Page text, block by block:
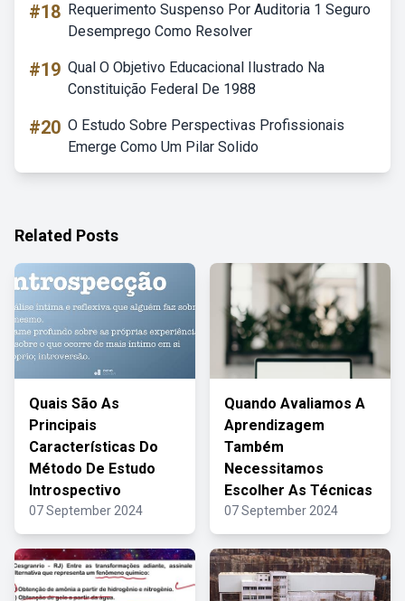
#18 Requerimento Suspenso Por Auditoria 1 Seguro
Desemprego Como Resolver
#19 Qual O Objetivo Educacional Ilustrado Na
Constituição Federal De 1988
#20 O Estudo Sobre Perspectivas Profissionais
Emerge Como Um Pilar Solido
Related Posts
Quais São As
Principais
Características Do
Método De Estudo
Introspectivo
07 September 2024
Quando Avaliamos A
Aprendizagem
Também
Necessitamos
Escolher As Técnicas
07 September 2024